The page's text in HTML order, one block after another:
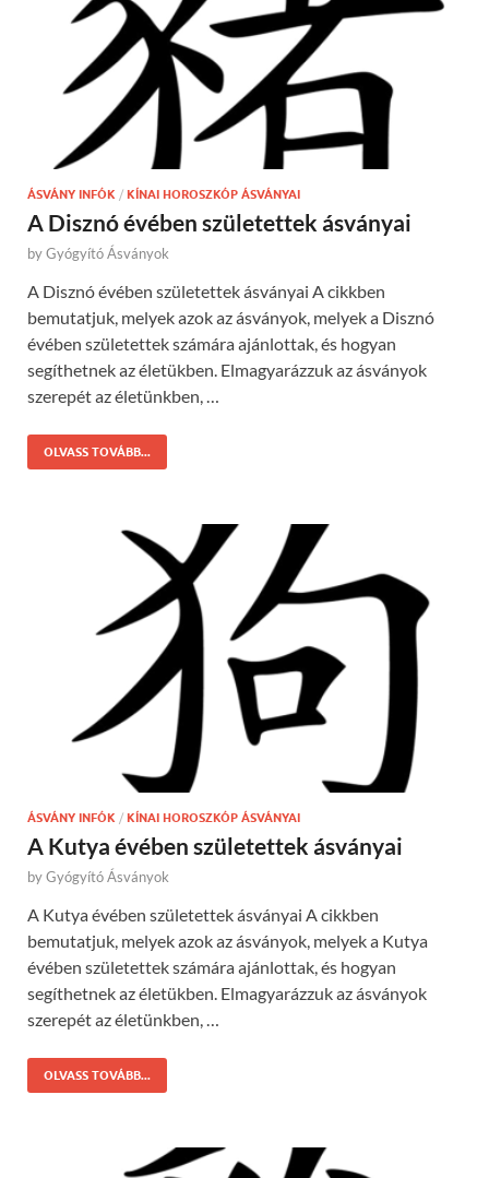
ÁSVÁNY INFÓK / KÍNAI HOROSZKÓP ÁSVÁNYAI
A Disznó évében születettek ásványai
byGyógyító Ásványok
A Disznó évében születettek ásványai A cikkben
bemutatjuk, melyek azok az ásványok, melyek a Disznó
évében születettek számára ajánlottak, és hogyan
segíthetnek az életükben. Elmagyarázzuk az ásványok
szerepét az életünkben, …
OLVASS TOVÁBB...
ÁSVÁNY INFÓK / KÍNAI HOROSZKÓP ÁSVÁNYAI
A Kutya évében születettek ásványai
byGyógyító Ásványok
A Kutya évében születettek ásványai A cikkben
bemutatjuk, melyek azok az ásványok, melyek a Kutya
évében születettek számára ajánlottak, és hogyan
segíthetnek az életükben. Elmagyarázzuk az ásványok
szerepét az életünkben, …
OLVASS TOVÁBB...